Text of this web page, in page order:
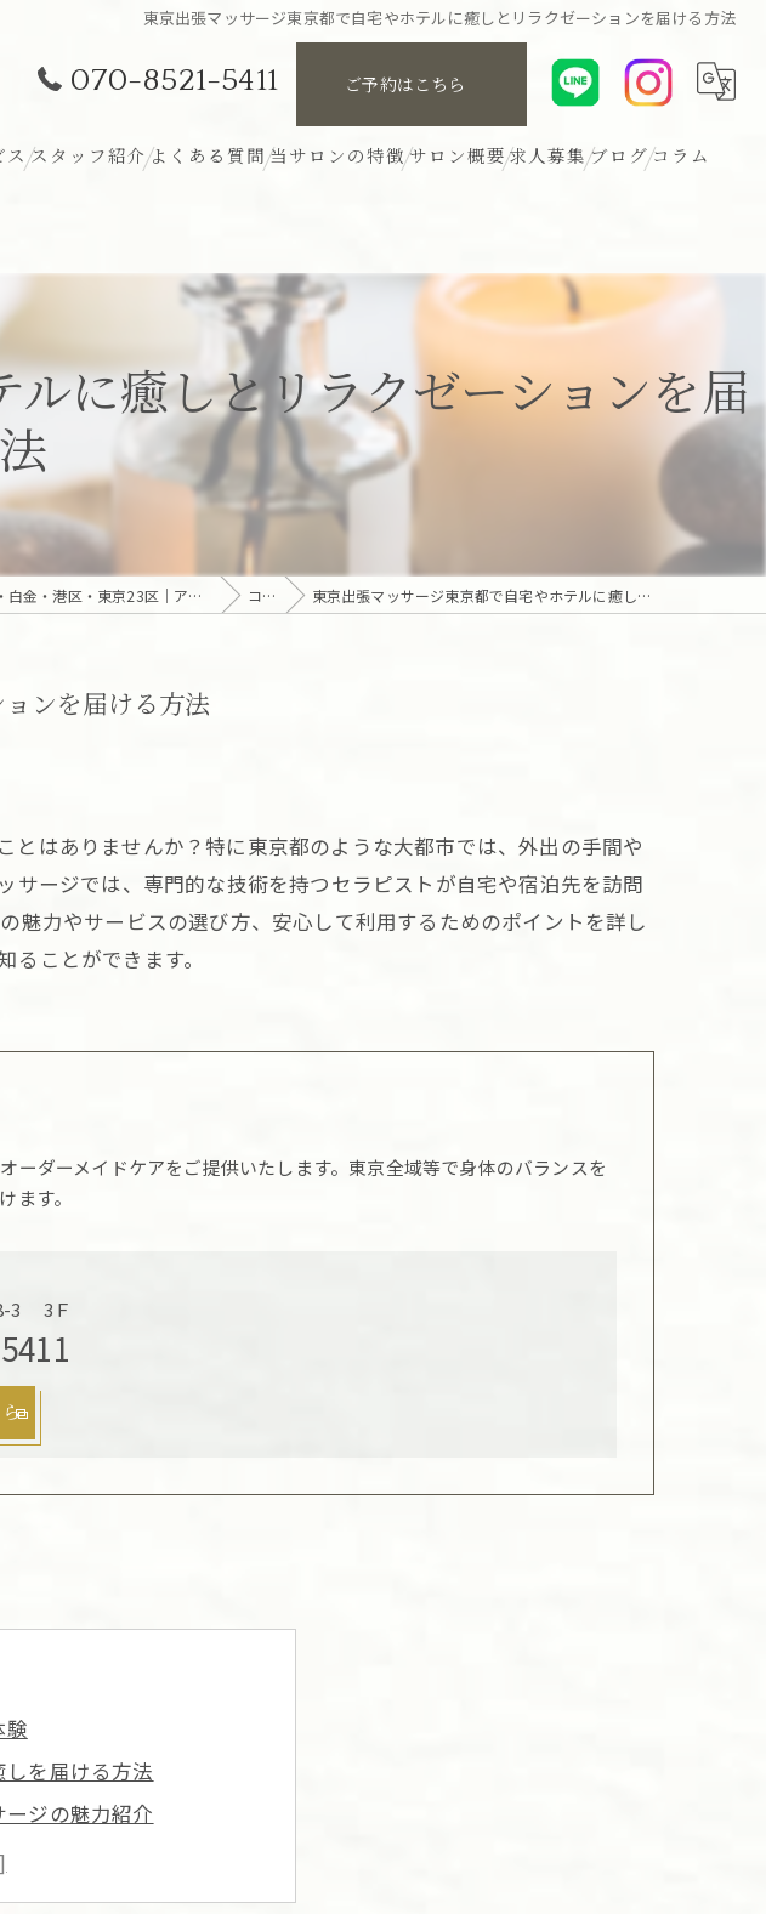
東京出張マッサージ東京都で自宅やホテルに癒しとリラクゼーションを届ける方法
070-8521-5411 ご予約はこちら
ス スタッフ紹介 よくある質問 当サロンの特徴
アロマ
ヘッド
サロン概要 求人募集 ブログコラム
に癒しとリラクゼーションを届
東京の高級出張・訪問｜マッサージ・エステ・オンライン心理カウンセリング｜六本木・麻布・赤坂・青山・白金・港区・東京23区｜アロマオイルとディープリンパで贅沢なひとときを「Camellia Tokyo（カメリア東京）」 コラム 東京出張マッサージ東京都で自宅やホテルに癒しとリラクゼーションを届ける方法
ンを届ける方法
はありませんか？特に東京都のような大都市では、外出の手間や
サージでは、専門的な技術を持つセラピストが自宅や宿泊先を訪問
魅力やサービスの選び方、安心して利用するためのポイントを詳し
ことができます。
ダーメイドケアをご提供いたします。東京全域等で身体のバランスを
ます。
3 3Ｆ
験
を届ける方法
ジの魅力紹介
クゼーションも簡単
身近になる理由